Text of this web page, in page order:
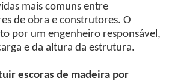
mais comuns entre
de obra e construtores. O
por um engenheiro responsável,
e da altura da estrutura.
escoras de madeira por